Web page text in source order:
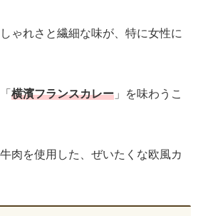
ゃれさと繊細な味が、特に女性に
横濱フランスカレー 」を味わうこ
肉を使用した、ぜいたくな欧風カ